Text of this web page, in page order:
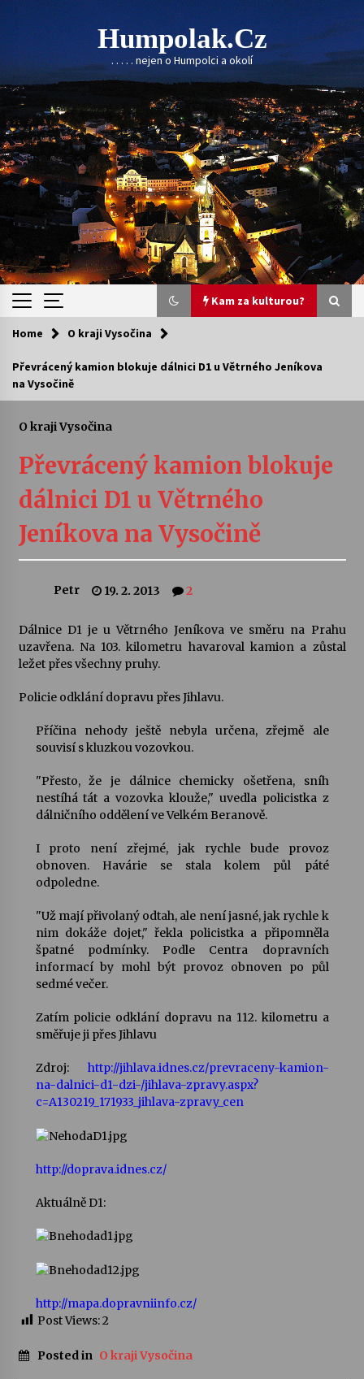
Skip
to
content
Humpolak.cz
. . . . . nejen o Humpolci a okolí
Kam za kulturou?
Kam za kulturou?
Vernisáž výstavy Josefíny Duškové: Stávám se
kapkou
30. 7. 2026
Veselí muzikanti
30. 7. 2026
šedesátka: 28. 7.–1. 8. 2026
28. 7. 2026
Jenakaši
23. 7. 2026
22. 7. 2026
Vysočinka
17. 7. 2026
odkaz Josefa Čapka
13. 7. 2026
Varhanní recitál Michala Novenka v Klášteře
Želiv
3. 7. 2026
Home O kraji Vysočina
Převrácený kamion blokuje dálnici D1 u Větrného Jeníkova
na Vysočině
O kraji Vysočina
Převrácený kamion blokuje
dálnici D1 u Větrného
Jeníkova na Vysočině
Petr 19. 2. 2013 2
Dálnice D1 je u Větrného Jeníkova ve směru na Prahu
uzavřena. Na 103. kilometru havaroval kamion a zůstal
ležet přes všechny pruhy.
Policie odklání dopravu přes Jihlavu.
Příčina nehody ještě nebyla určena, zřejmě ale
souvisí s kluzkou vozovkou.
"Přesto, že je dálnice chemicky ošetřena, sníh
nestíhá tát a vozovka klouže," uvedla policistka z
dálničního oddělení ve Velkém Beranově.
I proto není zřejmé, jak rychle bude provoz
obnoven. Havárie se stala kolem půl páté
odpoledne.
"Už mají přivolaný odtah, ale není jasné, jak rychle k
nim dokáže dojet," řekla policistka a připomněla
špatné podmínky. Podle Centra dopravních
informací by mohl být provoz obnoven po půl
sedmé večer.
Zatím policie odklání dopravu na 112. kilometru a
směřuje ji přes Jihlavu
Zdroj: http://jihlava.idnes.cz/prevraceny-kamion-
na-dalnici-d1-dzi-/jihlava-zpravy.aspx?
c=A130219_171933_jihlava-zpravy_cen
http://doprava.idnes.cz/
Aktuálně D1:
http://mapa.dopravniinfo.cz/
Post Views:2
Posted in O kraji Vysočina